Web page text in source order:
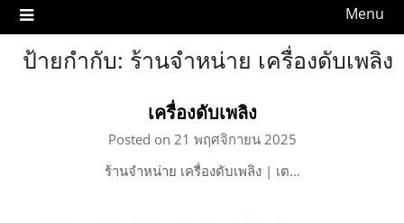
Menu
ป้ายกำกับ: ร้านจำหน่าย เครื่องดับเพลิง
เครื่องดับเพลิง
Posted on 21 พฤศจิกายน 2025
ร้านจำหน่าย เครื่องดับเพลิง | เต…